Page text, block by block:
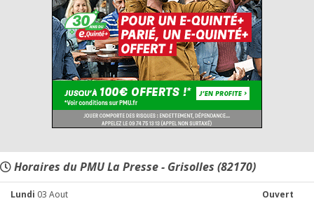
Horaires du PMU La Presse - Grisolles (82170)
Lundi 03 Aout Ouvert